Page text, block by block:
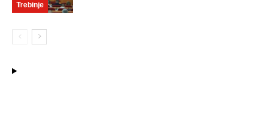
Trebinje